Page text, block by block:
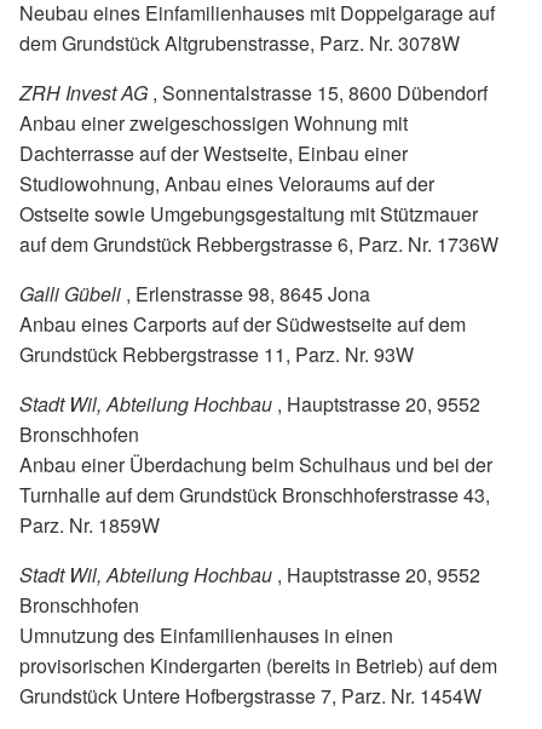
Neubau eines Einfamilienhauses mit Doppelgarage auf
dem Grundstück Altgrubenstrasse, Parz. Nr. 3078W
ZRH Invest AG , Sonnentalstrasse 15, 8600 Dübendorf
Anbau einer zweigeschossigen Wohnung mit
Dachterrasse auf der Westseite, Einbau einer
Studiowohnung, Anbau eines Veloraums auf der
Ostseite sowie Umgebungsgestaltung mit Stützmauer
auf dem Grundstück Rebbergstrasse 6, Parz. Nr. 1736W
Galli Gübeli , Erlenstrasse 98, 8645 Jona
Anbau eines Carports auf der Südwestseite auf dem
Grundstück Rebbergstrasse 11, Parz. Nr. 93W
Stadt Wil, Abteilung Hochbau , Hauptstrasse 20, 9552
Bronschhofen
Anbau einer Überdachung beim Schulhaus und bei der
Turnhalle auf dem Grundstück Bronschhoferstrasse 43,
Parz. Nr. 1859W
Stadt Wil, Abteilung Hochbau , Hauptstrasse 20, 9552
Bronschhofen
Umnutzung des Einfamilienhauses in einen
provisorischen Kindergarten (bereits in Betrieb) auf dem
Grundstück Untere Hofbergstrasse 7, Parz. Nr. 1454W